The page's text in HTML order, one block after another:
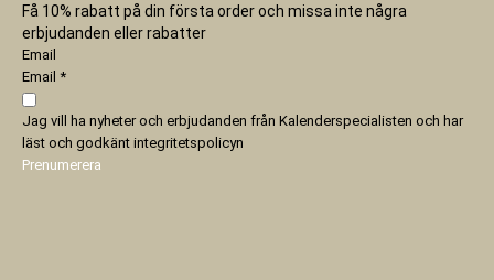
Få 10% rabatt på din första order och missa inte några
erbjudanden eller rabatter
Email
Email *
Jag vill ha nyheter och erbjudanden från Kalenderspecialisten och har
läst och godkänt integritetspolicyn
Prenumerera